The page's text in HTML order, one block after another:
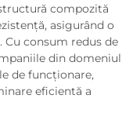
compozită
asigurând o
consum redus de
din domeniul
de funcționare,
eficientă a